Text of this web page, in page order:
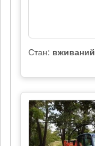
Стан: вживаний